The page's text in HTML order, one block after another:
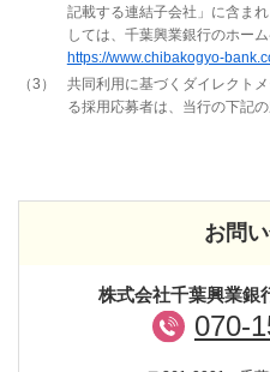
記載する連結子会社」に含ま
しては、千葉興業銀行のホー
https://www.chibakogyo-
3
共同利用に基づくダイレクト
る採用応募者は、当行の下記
お問
株式会社千葉興業
070-